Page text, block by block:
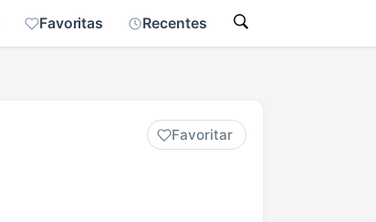
Favoritas Recentes
Favoritar